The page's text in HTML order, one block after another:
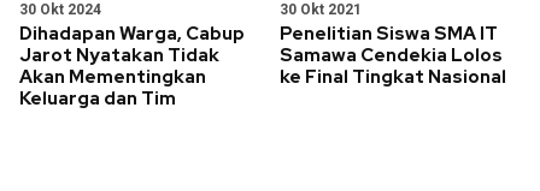
30 Okt 2024
Dihadapan Warga, Cabup
Jarot Nyatakan Tidak
Akan Mementingkan
Keluarga dan Tim
30 Okt 2021
Penelitian Siswa SMA IT
Samawa Cendekia Lolos
ke Final Tingkat Nasional